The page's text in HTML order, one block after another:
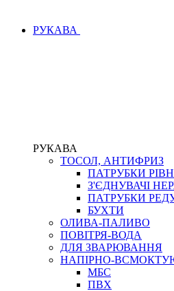
РУКАВА
РУКАВА
ТОСОЛ, АНТИФРИЗ
ПАТРУБКИ
З'ЄДНУВАЧІ
ПАТРУБКИ
БУХТИ
ОЛИВА-ПАЛИВО
ПОВІТРЯ-ВОДА
ДЛЯ ЗВАРЮВАННЯ
НАПІРНО-
МБС
ПВХ